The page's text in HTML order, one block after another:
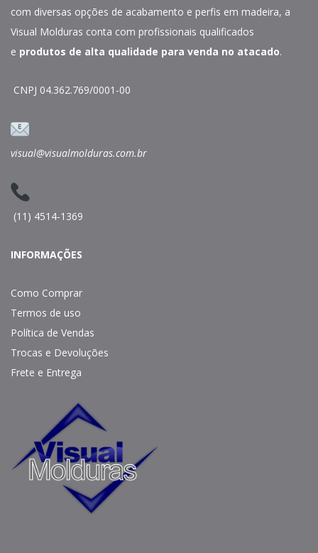
com diversas opções de acabamento e perfis em madeira, a
Visual Molduras conta com profissionais qualificados
e produtos de alta qualidade para venda no atacado.
CNPJ 04.362.769/0001-00
visual@visualmolduras.com.br
(11) 4514-1369
INFORMAÇÕES
Como Comprar
Termos de uso
Política de Vendas
Trocas e Devoluções
Frete e Entrega